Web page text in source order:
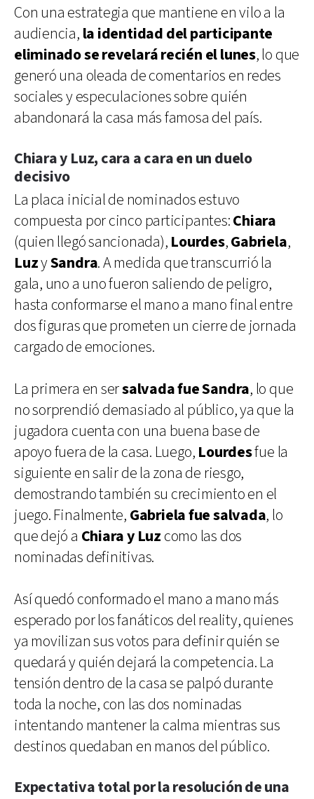
Con una estrategia que mantiene en vilo a la
audiencia, la identidad del participante
eliminado se revelará recién el lunes, lo que
generó una oleada de comentarios en redes
sociales y especulaciones sobre quién
abandonará la casa más famosa del país.
Chiara y Luz, cara a cara en un duelo
decisivo
La placa inicial de nominados estuvo
compuesta por cinco participantes:Chiara
(quien llegó sancionada), Lourdes,Gabriela,
LuzySandra. A medida que transcurrió la
gala, uno a uno fueron saliendo de peligro,
hasta conformarse el mano a mano final entre
dos figuras que prometen un cierre de jornada
cargado de emociones.
La primera en sersalvada fue Sandra, lo que
no sorprendió demasiado al público, ya que la
jugadora cuenta con una buena base de
apoyo fuera de la casa. Luego, Lourdesfue la
siguiente en salir de la zona de riesgo,
demostrando también su crecimiento en el
juego. Finalmente, Gabriela fue salvada, lo
que dejó a Chiara y Luz como las dos
nominadas definitivas.
Así quedó conformado el mano a mano más
esperado por los fanáticos del reality, quienes
ya movilizan sus votos para definir quién se
quedará y quién dejará la competencia. La
tensión dentro de la casa se palpó durante
toda la noche, con las dos nominadas
intentando mantener la calma mientras sus
destinos quedaban en manos del público.
Expectativa total por la resolución de una